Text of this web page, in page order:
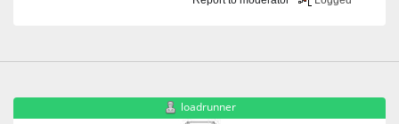
loadrunner